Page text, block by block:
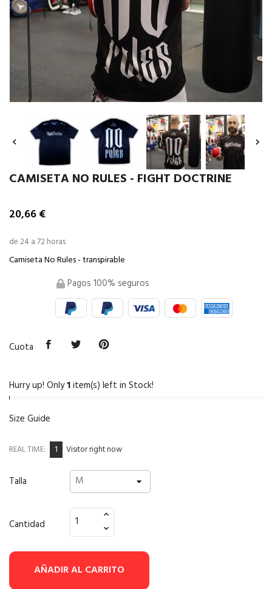
 
CAMISETA NO RULES - FIGHT DOCTRINE
20,66 €
de 24 a 72 horas
Camiseta No Rules - transpirable
Pagos 100% seguros
Cuota
Hurry up! Only1item(s) left in Stock!
Size Guide
REAL TIME: 2 Visitor right now
Talla
Cantidad
AÑADIR AL CARRITO